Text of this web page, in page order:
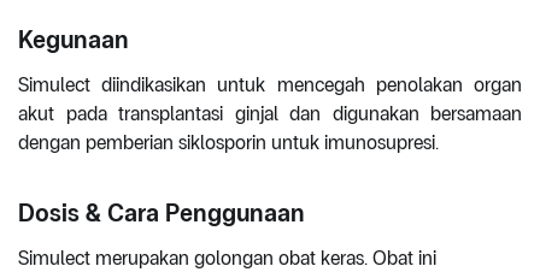
Kegunaan
Simulect diindikasikan untuk mencegah penolakan organ
akut pada transplantasi ginjal dan digunakan bersamaan
dengan pemberian siklosporin untuk imunosupresi.
Dosis & Cara Penggunaan
Simulect merupakan golongan obat keras. Obat ini